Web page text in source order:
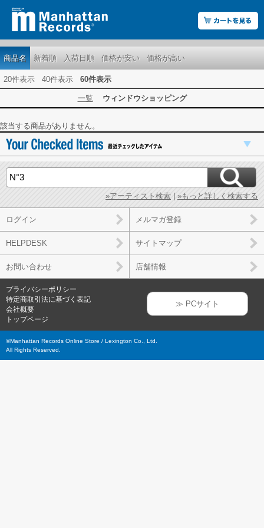
商品名 新着順 入荷日順 価格が安い 価格が高い
20件表示 40件表示 60件表示
一覧 ウィンドウショッピング
該当する商品がありません。
»アーティスト検索 | »もっと詳しく検索する
ログイン メルマガ登録
HELPDESK サイトマップ
お問い合わせ 店舗情報
プライバシーポリシー
特定商取引法に基づく表記
会社概要
トップページ
≫ PCサイト
©Manhattan Records Online Store / Lexington Co., Ltd.
All Rights Reserved.